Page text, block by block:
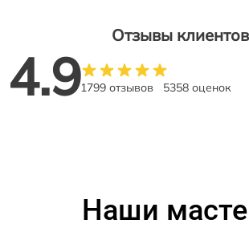
Отзывы клиентов
4.91799 отзывов 5358 оценок
Наши